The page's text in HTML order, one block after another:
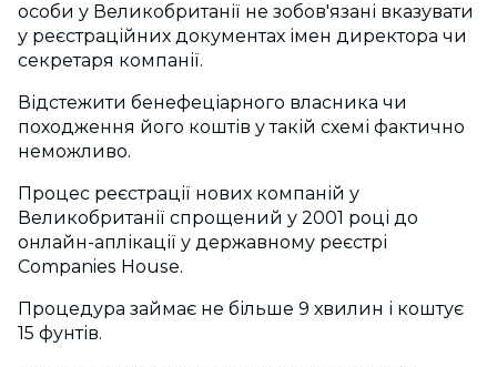
особи у Великобританії не зобов'язані вказувати
у реєстраційних документах імен директора чи
секретаря компанії.
Відстежити бенефеціарного власника чи
походження його коштів у такій схемі фактично
неможливо.
Процес реєстрації нових компаній у
Великобританії спрощений у 2001 році до
онлайн-аплікації у державному реєстрі
Companies House.
Процедура займає не більше 9 хвилин і коштує
15 фунтів.